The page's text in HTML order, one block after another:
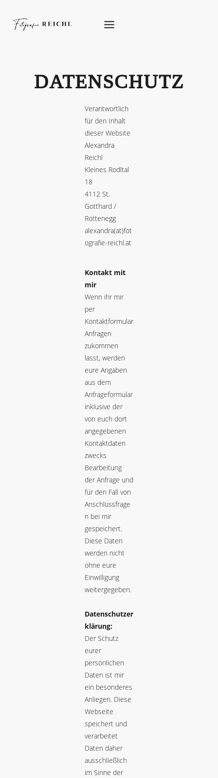
content
DATENSCHUTZ
Verantwortlich
für den Inhalt
dieser Website
Alexandra
Reichl
Kleines Rodltal
18
4112 St.
Gotthard /
Rottenegg
alexandra(at)fot
ografie-reichl.at
Kontakt mit
mir
Wenn ihr mir
per
Kontaktformular
Anfragen
zukommen
lasst, werden
eure Angaben
aus dem
Anfrageformular
inklusive der
von euch dort
angegebenen
Kontaktdaten
zwecks
Bearbeitung
der Anfrage und
für den Fall von
Anschlussfrage
n bei mir
gespeichert.
Diese Daten
werden nicht
ohne eure
Einwilligung
weitergegeben.
Datenschutzer
klärung:
Der Schutz
eurer
persönlichen
Daten ist mir
ein besonderes
Anliegen. Diese
Webseite
speichert und
verarbeitet
Daten daher
ausschließlich
im Sinne der